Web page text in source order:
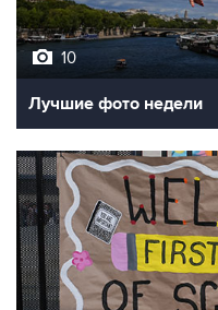
10
Лучшие фото недели